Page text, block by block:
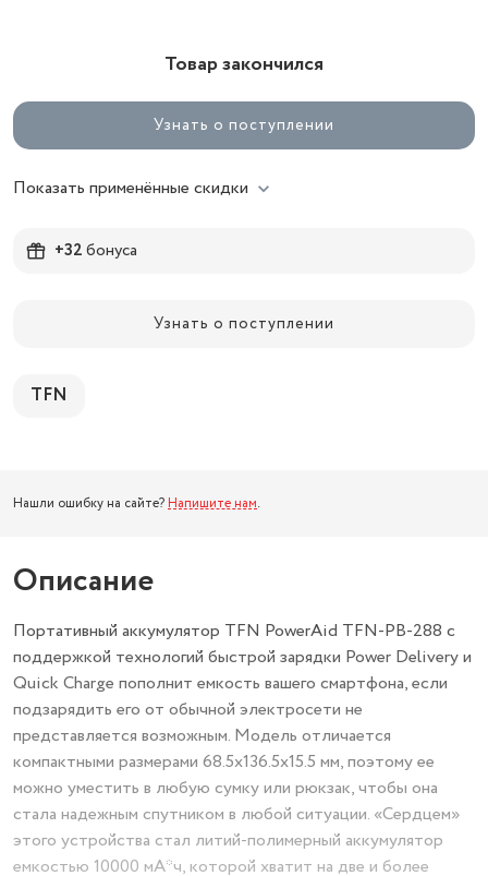
Товар закончился
Узнать о поступлении
Показать применённые скидки
+32бонуса
Узнать о поступлении
TFN
Нашли ошибку на сайте? Напишите нам.
Описание
Портативный аккумулятор TFN PowerAid TFN-PB-288 с
поддержкой технологий быстрой зарядки Power Delivery и
Quick Charge пополнит емкость вашего смартфона, если
подзарядить его от обычной электросети не
представляется возможным. Модель отличается
компактными размерами 68.5x136.5x15.5 мм, поэтому ее
можно уместить в любую сумку или рюкзак, чтобы она
стала надежным спутником в любой ситуации. «Сердцем»
этого устройства стал литий-полимерный аккумулятор
емкостью 10000 мА*ч, которой хватит на две и более